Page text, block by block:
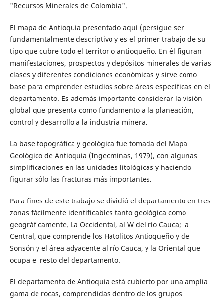
"Recursos Minerales de Colombia".
El mapa de Antioquia presentado aquí (persigue ser
fundamentalmente descriptivo y es el primer trabajo de su
tipo que cubre todo el territorio antioqueño. En él figuran
manifestaciones, prospectos y depósitos minerales de varias
clases y diferentes condiciones económicas y sirve como
base para emprender estudios sobre áreas específicas en el
departamento. Es además importante considerar la visión
global que presenta como fundamento a la planeación,
control y desarrollo a la industria minera.
La base topográfica y geológica fue tomada del Mapa
Geológico de Antioquia (Ingeominas, 1979), con algunas
simplificaciones en las unidades litológicas y haciendo
figurar sólo las fracturas más importantes.
Para fines de este trabajo se dividió el departamento en tres
zonas fácilmente identificables tanto geológica como
geográficamente. La Occidental, al W del río Cauca; la
Central, que comprende los Hatolitos Antioqueño y de
Sonsón y el área adyacente al río Cauca, y la Oriental que
ocupa el resto del departamento.
El departamento de Antioquia está cubierto por una amplia
gama de rocas, comprendidas dentro de los grupos